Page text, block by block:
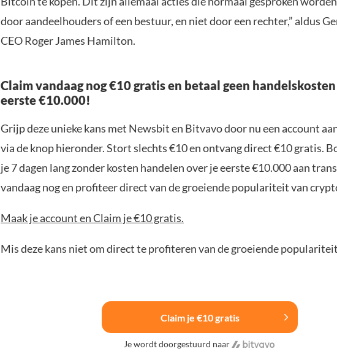
door aandeelhouders of een bestuur, en niet door een rechter,” aldus
CEO Roger James Hamilton.
Claim vandaag nog €10 gratis en betaal geen
eerste €10.000!
Grijp deze unieke kans met Newsbit en Bitvavo door nu een account
via de knop hieronder. Stort slechts €10 en ontvang direct €10 gratis.
je 7 dagen lang zonder kosten handelen over je eerste €10.000 aan
vandaag nog en profiteer direct van de groeiende populariteit van
Maak je account en Claim je €10 gratis.
Mis deze kans niet om direct te profiteren van de groeiende
Claim je €10 gratis
Je wordt doorgestuurd naar